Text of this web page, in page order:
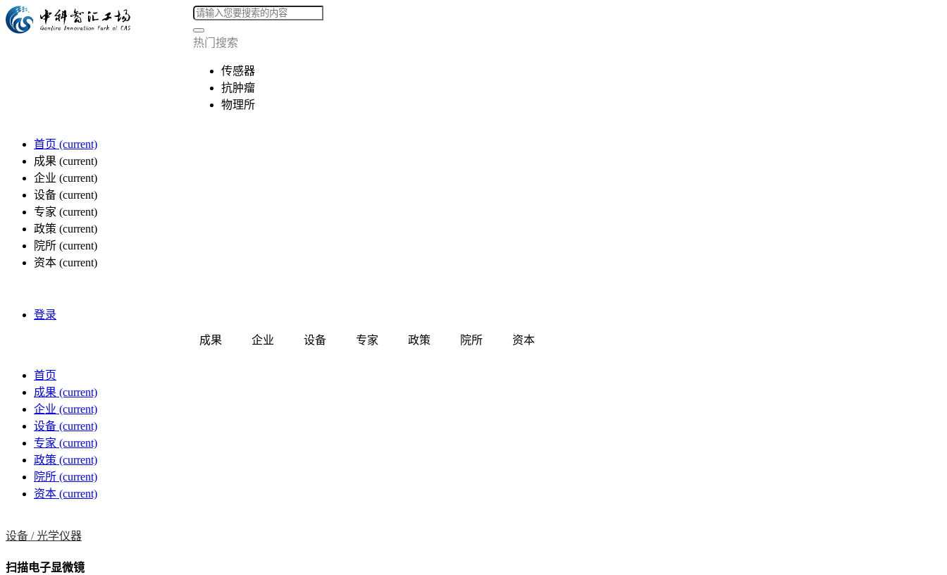
热门搜索
传感器
抗肿瘤
物理所
首页 (current)
成果 (current)
企业 (current)
设备 (current)
专家 (current)
政策 (current)
院所 (current)
资本 (current)
登录
成果 企业 设备 专家 政策 院所 资本
首页
成果 (current)
企业 (current)
设备 (current)
专家 (current)
政策 (current)
院所 (current)
资本 (current)
设备 /光学仪器
扫描电子显微镜